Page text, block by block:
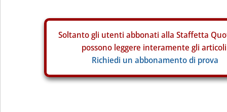
Soltanto gli utenti abbonati alla Staffetta
possono leggere interamente gli
Richiedi un abbonamento di prova